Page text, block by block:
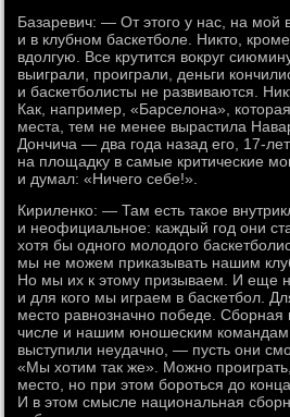
Базаревич: — От этого у нас, на мой
и в клубном баскетболе. Никто,
вдолгую. Все крутится вокруг
выиграли, проиграли, деньги
и баскетболисты не развиваются.
Как, например, «Барселона»,
места, тем не менее вырастила
Дончича — два года назад его, 17-
на площадку в самые критические
и думал: «Ничего себе!».
Кириленко: — Там есть такое
и неофициальное: каждый год они
хотя бы одного молодого
мы не можем приказывать нашим
Но мы их к этому призываем. И еще
и для кого мы играем в баскетбол.
место равнозначно победе. Сборная
числе и нашим юношеским
выступили неудачно, — пусть они
«Мы хотим так же». Можно
место, но при этом бороться до
И в этом смысле национальная